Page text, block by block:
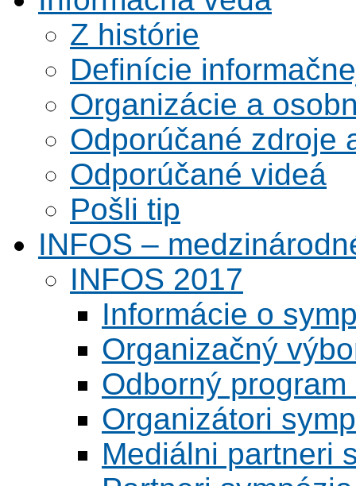
Z histórie
Definície
Organizácie a
Odporúčané zdroje
Odporúčané videá
Pošli tip
INFOS –
INFOS 2017
Informácie o
Organizačný
Odborný
Organizátori
Mediálni partneri